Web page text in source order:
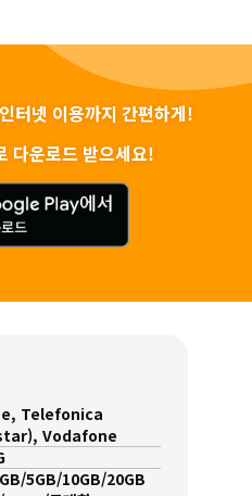
터넷 이용까지 간편하게!
다운로드 받으세요!
Telefonica
Vodafone
5GB/10GB/20GB